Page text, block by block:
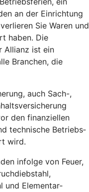
an der Einrichtung
Sie Waren und
haben. Die
Allianz ist ein
Branchen, die
auch Sach-,
den finanziellen
technische Betriebs­
wird.
infolge von Feuer,
und Elementar­